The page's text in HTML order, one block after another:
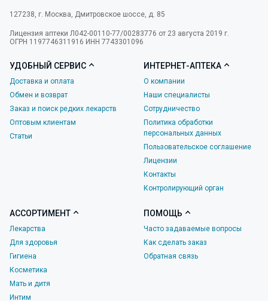
127238, г. Москва, Дмитровское шоссе, д. 85
Лицензия аптеки Л042-00110-77/00283776 от 23 августа 2019 г.
ОГРН 1197746311916 ИНН 7743301096
УДОБНЫЙ СЕРВИС
Доставка и оплата
Обмен и возврат
Заказ и поиск редких лекарств
Оптовым клиентам
Статьи
ИНТЕРНЕТ-АПТЕКА
О компании
Наши специалисты
Сотрудничество
Политика обработки
персональных данных
Пользовательское соглашение
Лицензии
Контакты
Контролирующий орган
АССОРТИМЕНТ
Лекарства
Для здоровья
Гигиена
Косметика
Мать и дитя
Интим
ПОМОЩЬ
Часто задаваемые вопросы
Как сделать заказ
Обратная связь